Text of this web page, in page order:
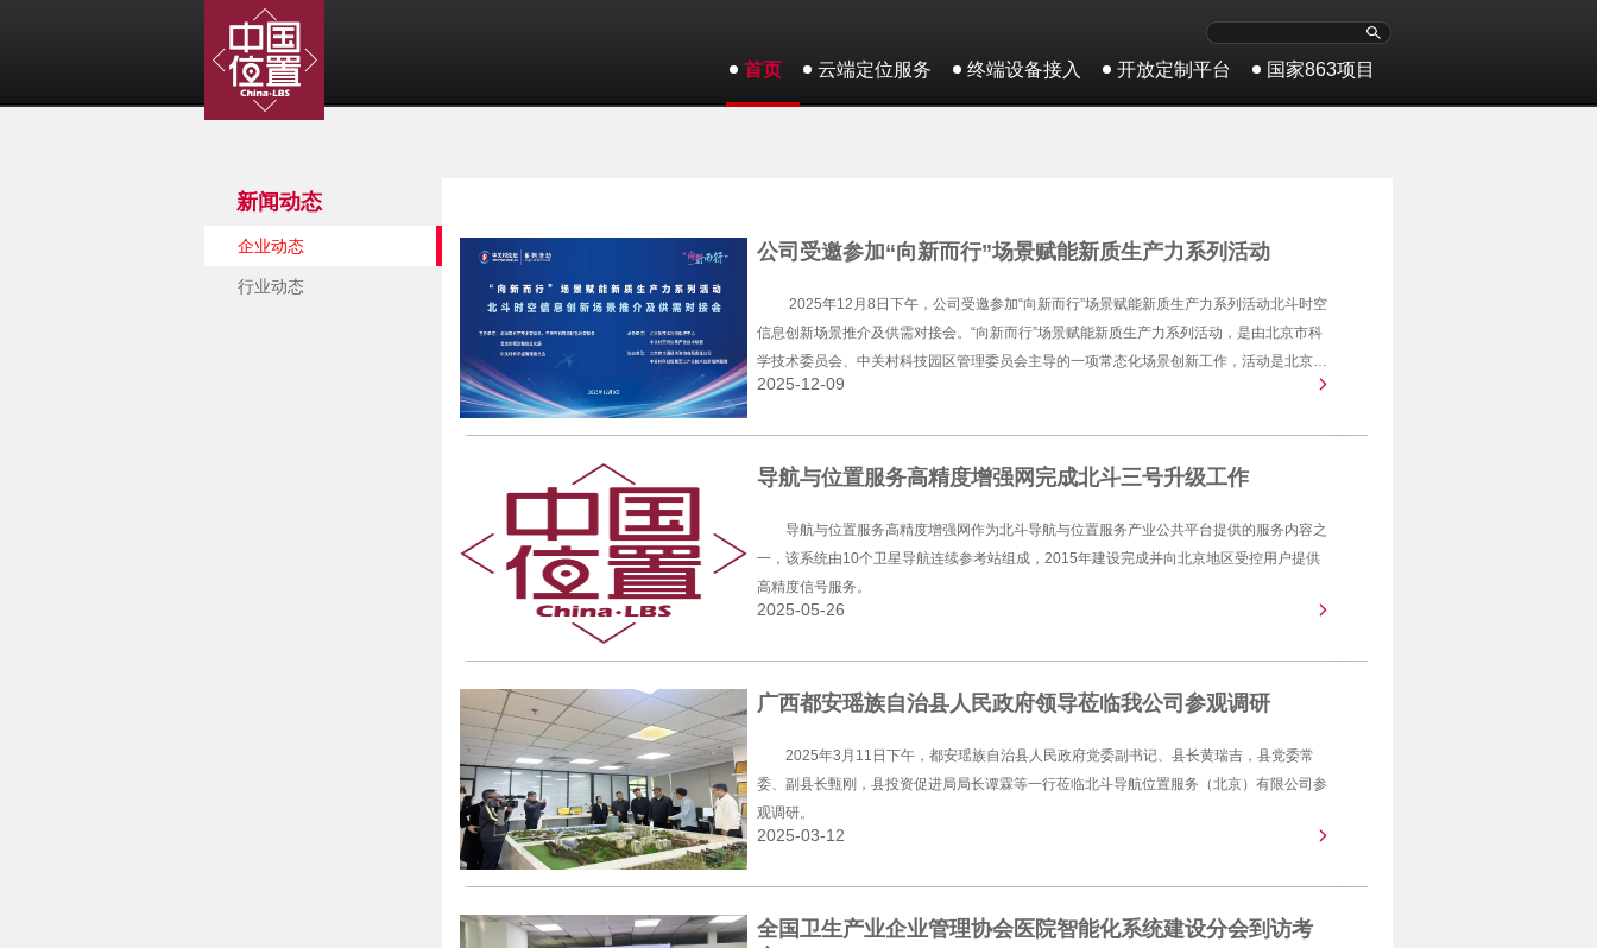
首页 云端定位服务 终端设备接入 开放定制平台 国家863项目
新闻动态
企业动态
行业动态
公司受邀参加“向新而行”场景赋能新质生产力系列活动
2025年12月8日下午，公司受邀参加“向新而行”场景赋能新质生产力系列活动北斗时空
信息创新场景推介及供需对接会。“向新而行”场景赋能新质生产力系列活动，是由北京市科
学技术委员会、中关村科技园区管理委员会主导的一项常态化场景创新工作，活动是北京市
推动新质生产力发展的重要举措，旨在通过场景赋能促进科技成果转化和产业协同创新。本
2025-12-09
导航与位置服务高精度增强网完成北斗三号升级工作
导航与位置服务高精度增强网作为北斗导航与位置服务产业公共平台提供的服务内容之
一，该系统由10个卫星导航连续参考站组成，2015年建设完成并向北京地区受控用户提供
高精度信号服务。
2025-05-26
广西都安瑶族自治县人民政府领导莅临我公司参观调研
2025年3月11日下午，都安瑶族自治县人民政府党委副书记、县长黄瑞吉，县党委常
委、副县长甄刚，县投资促进局局长谭霖等一行莅临北斗导航位置服务（北京）有限公司参
观调研。
2025-03-12
全国卫生产业企业管理协会医院智能化系统建设分会到访考